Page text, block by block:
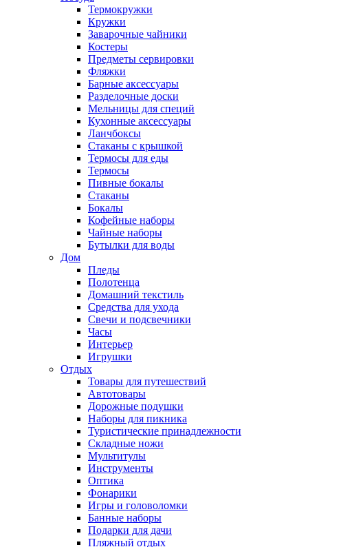
Термокружки
Кружки
Заварочные чайники
Костеры
Предметы сервировки
Фляжки
Барные аксессуары
Разделочные доски
Мельницы для специй
Кухонные аксессуары
Ланчбоксы
Стаканы с крышкой
Термосы для еды
Термосы
Пивные бокалы
Стаканы
Бокалы
Кофейные наборы
Чайные наборы
Бутылки для воды
Дом
Пледы
Полотенца
Домашний текстиль
Средства для ухода
Свечи и подсвечники
Часы
Интерьер
Игрушки
Отдых
Товары для путешествий
Автотовары
Дорожные подушки
Наборы для пикника
Туристические принадлежности
Складные ножи
Мультитулы
Инструменты
Оптика
Фонарики
Игры и головоломки
Банные наборы
Подарки для дачи
Пляжный отдых